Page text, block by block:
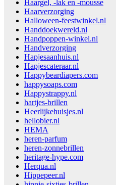
Haargel, -lak en -mousse
Haarverzorging
Halloween-feestwinkel.nl
Handdoekwereld.nl
Handpoppen-winkel.nl
Handverzorging
Hapjesaanhuis.nl
Hapjescateraar.nl
Happybeardiapers.com
happysoaps.com
Happystrappy.nl
hartjes-brillen
Heerlijkehuisjes.nl
hellobier.nl
HEMA
heren-parfum
heren-zonnebrillen
heritage-hype.com
Herqua.nl
Hippepeer.nl